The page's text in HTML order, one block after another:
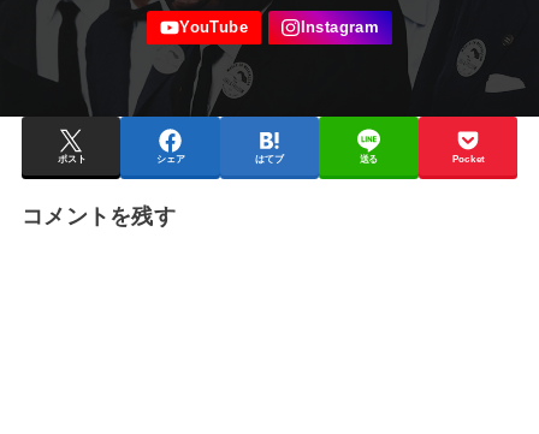
ポスト シェア はてブ 送る Pocket
コメントを残す